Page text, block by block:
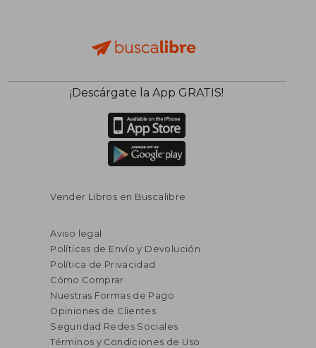
¡Descárgate la App GRATIS!
Vender Libros en Buscalibre
Aviso legal
Políticas de Envío y Devolución
Política de Privacidad
Cómo Comprar
Nuestras Formas de Pago
Opiniones de Clientes
Seguridad Redes Sociales
Términos y Condiciones de Uso